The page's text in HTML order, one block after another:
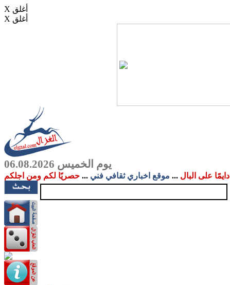
X أغلق
X أغلق
يوم الخميس 06.08.2026
دايمًا على البال ... موقع اخباري ثقافي فني ... حصريًا لكم ومن اجلكم